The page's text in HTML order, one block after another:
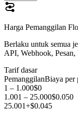
Harga Pemanggilan
Berlaku untuk semua
API, Webhook, Pesan,
Tarif dasar
PemanggilanBiaya per
1 – 1.000$0
1.001 – 25.000$0.050
25.001+$0.045